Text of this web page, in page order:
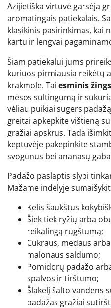
Azijietiška virtuvė garsėja
aromatingais patiekalais.
klasikinis pasirinkimas, kai
kartu ir lengvai
Šiam patiekalui jums
kuriuos pirmiausia reikėtų
krakmole. Tai esminis
mėsos sultingumą ir
vėliau puikiai sugers
greitai apkepkite vištieną
gražiai apskrus. Tada
keptuvėje pakepinkite
svogūnus bei ananasų
Padažo paslaptis slypi
Mažame indelyje
Kelis šaukštus
Šiek tiek ryžių arba
reikalingą rūgštumą;
Cukraus, medaus
malonaus saldumo;
Pomidorų padažo
spalvos ir tirštumo;
Šlakelį šalto vandens
padažas gražiai